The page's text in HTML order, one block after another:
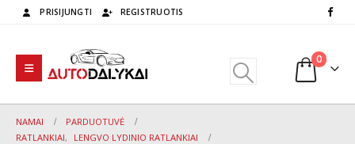
PRISIJUNGTI REGISTRUOTIS
0
NAMAI
PARDUOTUVĖ
RATLANKIAI,
LENGVO LYDINIO RATLANKIAI